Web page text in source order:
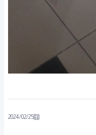
2024/02/25